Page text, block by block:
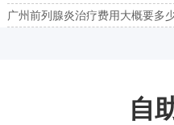
广州前列腺炎治疗费用大概要多
自